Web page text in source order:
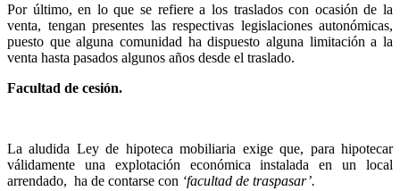
Por último, en lo que se refiere a los traslados con ocasión de la
venta, tengan presentes las respectivas legislaciones autonómicas,
puesto que alguna comunidad ha dispuesto alguna limitación a la
venta hasta pasados algunos años desde el traslado.
Facultad de cesión.
La aludida Ley de hipoteca mobiliaria exige que, para hipotecar
válidamente una explotación económica instalada en un local
arrendado, ha de contarse con ‘facultad de traspasar’.